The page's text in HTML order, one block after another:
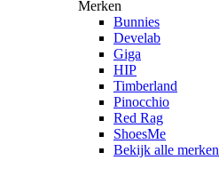
Merken
Bunnies
Develab
Giga
HIP
Timberland
Pinocchio
Red Rag
ShoesMe
Bekijk alle merken